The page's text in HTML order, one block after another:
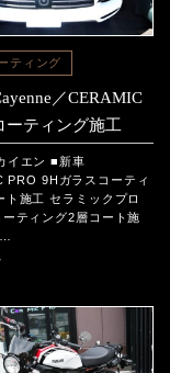
ティング
／CERAMIC
ーティング施工
イエン ■新車
PRO 9Hガラスコーティ
ト施工 セラミックプロ
ティング2層コート施